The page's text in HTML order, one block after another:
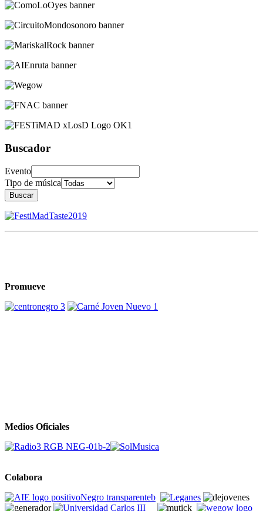
Buscador
Evento
Tipo de música
Buscar
Promueve
Medios Oficiales
Colabora